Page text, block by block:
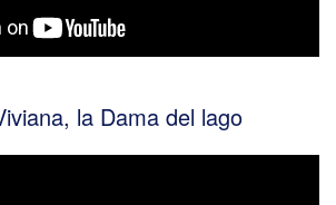
la Dama del lago